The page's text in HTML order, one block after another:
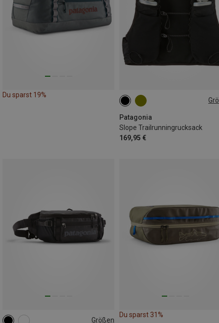
Du sparst 19%
Patagonia
Slope Trailrunningrucksack
169,95 €
4L | XS
4L | M
Größen
Du sparst 31%